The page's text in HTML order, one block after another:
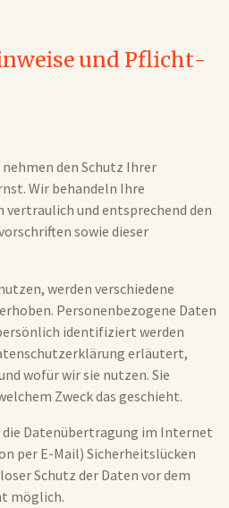
und Pflicht­
den Schutz Ihrer
Wir behandeln Ihre
vertraulich und entsprechend den
sowie dieser
werden verschiedene
Personenbezogene Daten
identifiziert werden
erläutert,
wofür wir sie nutzen. Sie
Zweck das geschieht.
die Datenübertragung im Internet
per E-Mail) Sicherheitslücken
Schutz der Daten vor dem
möglich.